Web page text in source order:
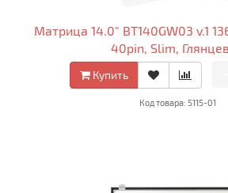
Матрица 14.0" BT140GW03 v.1
40pin, Slim,
Купить
Код товара: 5115-01